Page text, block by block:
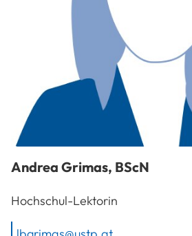
Andrea Grimas, BScN
Hochschul-Lektorin